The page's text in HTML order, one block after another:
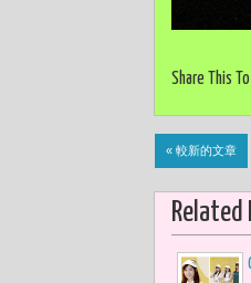
Share This To
« 較新的文章
Related